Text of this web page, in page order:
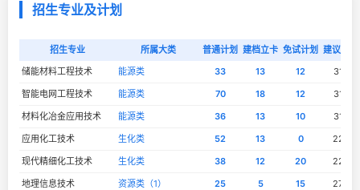
招生专业及计划
招生专业 所属大类 普通计划 建档立卡 免试计划 建议分数
储能材料工程技术
能源类 33 13 12
315
智能电网工程技术
能源类 70 18 12
315
材料化冶金应用技术
能源类 36 13 10
315
应用化工技术
生化类 52 13 0
226
现代精细化工技术
生化类 38 12 20
226
地理信息技术
资源类（1） 25 5 15
276